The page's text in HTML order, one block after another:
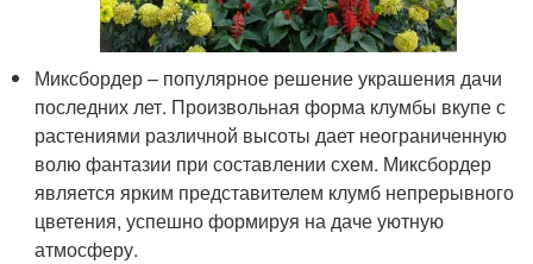
Миксбордер – популярное решение украшения дачи
последних лет. Произвольная форма клумбы вкупе с
растениями различной высоты дает неограниченную
волю фантазии при составлении схем. Миксбордер
является ярким представителем клумб непрерывного
цветения, успешно формируя на даче уютную
атмосферу.